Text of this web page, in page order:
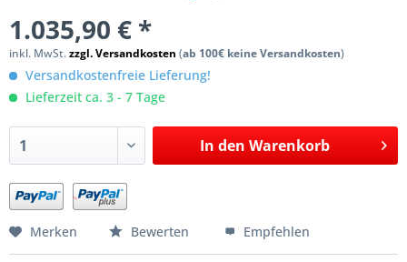
1.035,90 € *
inkl. MwSt.zzgl. Versandkosten (ab 100€ keine Versandkosten)
Versandkostenfreie Lieferung!
Lieferzeit ca. 3 - 7 Tage
In den Warenkorb
Merken Bewerten Empfehlen